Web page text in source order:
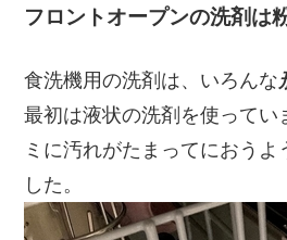
フロントオープンの洗剤は
食洗機用の洗剤は、いろんな
最初は液状の洗剤を使ってい
ミに汚れがたまってにおうよ
した。